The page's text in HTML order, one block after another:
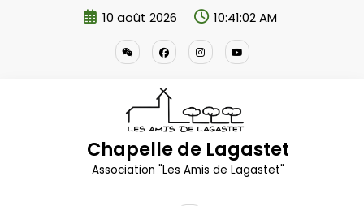
10 août 2026 10:41:03 AM
Chapelle de Lagastet
Association "Les Amis de Lagastet"